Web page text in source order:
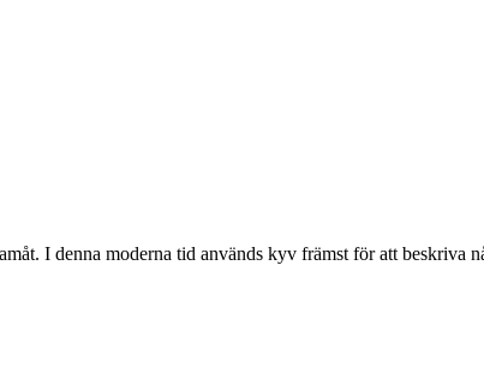
I denna moderna tid används kyv främst för att beskriva